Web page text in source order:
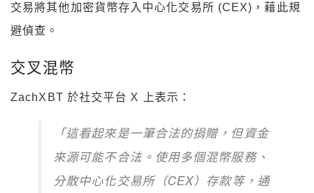
交易將其他加密貨幣存入中心化交易所 (CEX)，藉此規
避偵查。
交叉混幣
ZachXBT 於社交平台 X 上表示：
「這看起來是一筆合法的捐贈，但資金
來源可能不合法。使用多個混幣服務、
分散中心化交易所（CEX）存款等，通